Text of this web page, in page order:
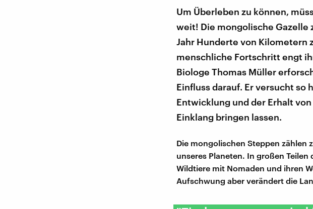
Um Überleben zu können,
weit! Die mongolische Gazelle
Jahr Hunderte von Kilometern
menschliche Fortschritt engt
Biologe Thomas Müller
Einfluss darauf. Er versucht
Entwicklung und der Erhalt
Einklang bringen lassen.
Die mongolischen Steppen zählen
unseres Planeten. In großen
Wildtiere mit Nomaden und ihren
Aufschwung aber verändert die